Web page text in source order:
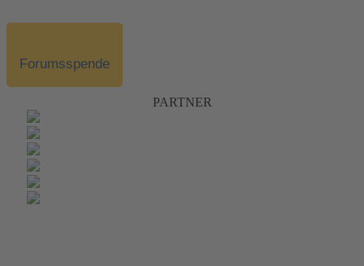
Forumsspende
PARTNER